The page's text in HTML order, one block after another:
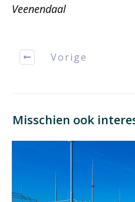
Veenendaal
Vorige
Misschien ook